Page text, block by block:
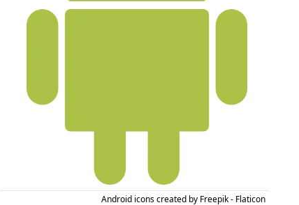
Android icons created by Freepik - Flaticon